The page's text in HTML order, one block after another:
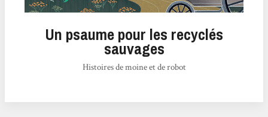
Un psaume pour les recyclés
sauvages
Histoires de moine et de robot